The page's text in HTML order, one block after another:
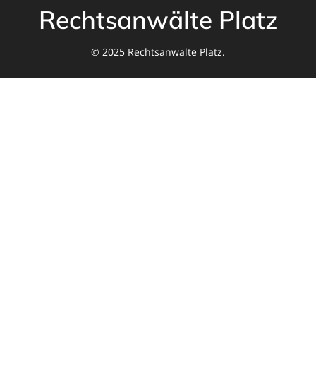
Rechtsanwälte Platz
© 2025 Rechtsanwälte Platz.